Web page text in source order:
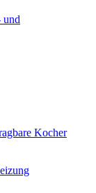
und
Kocher